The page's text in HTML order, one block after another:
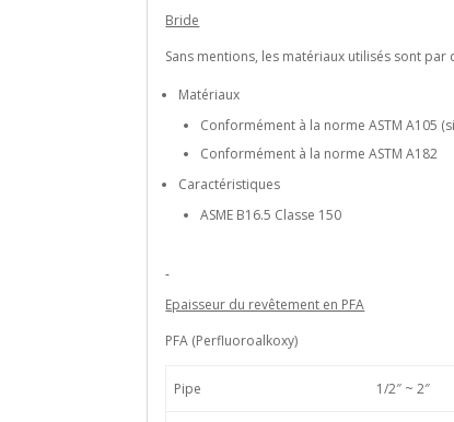
Bride
Sans mentions, les matériaux utilisés sont par
Matériaux
Conformément à la norme ASTM A105
Conformément à la norme ASTM A182
Caractéristiques
ASME B16.5 Classe 150
Epaisseur du revêtement en PFA
PFA (Perfluoroalkoxy)
Pipe 1/2″ ~ 2″